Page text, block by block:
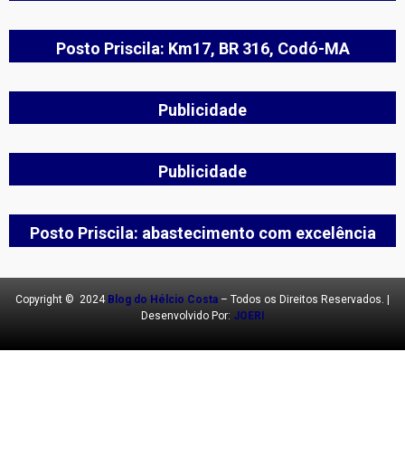
Posto Priscila: Km17, BR 316, Codó-MA
Publicidade
Publicidade
Posto Priscila: abastecimento com excelência
Copyright © 2024 Blog do Hélcio Costa – Todos os Direitos Reservados. |
Desenvolvido Por: JOERI